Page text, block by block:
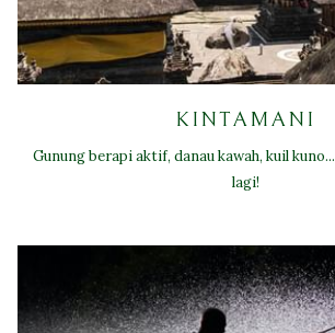
KINTAMANI
Gunung berapi aktif, danau kawah, kuil
lagi!